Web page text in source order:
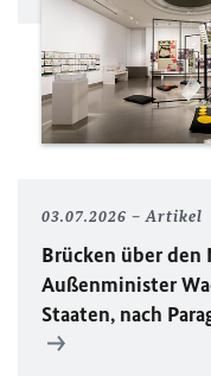
03.07.2026 Artikel
Brücken über
Außenminister
Staaten, nach